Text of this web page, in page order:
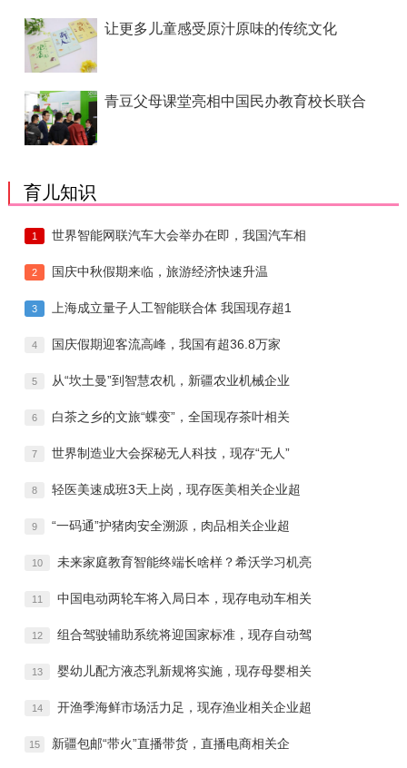
让更多儿童感受原汁原味的传统文化
青豆父母课堂亮相中国民办教育校长联合
育儿知识
1 世界智能网联汽车大会举办在即，我国汽车相
2 国庆中秋假期来临，旅游经济快速升温
3 上海成立量子人工智能联合体 我国现存超1
4 国庆假期迎客流高峰，我国有超36.8万家
5 从“坎土曼”到智慧农机，新疆农业机械企业
6 白茶之乡的文旅“蝶变”，全国现存茶叶相关
7 世界制造业大会探秘无人科技，现存“无人”
8 轻医美速成班3天上岗，现存医美相关企业超
9 “一码通”护猪肉安全溯源，肉品相关企业超
10 未来家庭教育智能终端长啥样？希沃学习机亮
11 中国电动两轮车将入局日本，现存电动车相关
12 组合驾驶辅助系统将迎国家标准，现存自动驾
13 婴幼儿配方液态乳新规将实施，现存母婴相关
14 开渔季海鲜市场活力足，现存渔业相关企业超
15 新疆包邮“带火”直播带货，直播电商相关企